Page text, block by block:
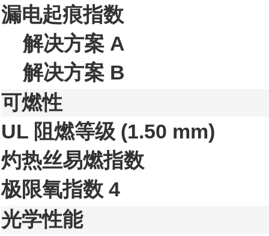
漏电起痕指数
解决方案 A
解决方案 B
可燃性
UL 阻燃等级 (1.50 mm)
灼热丝易燃指数
极限氧指数 4
光学性能